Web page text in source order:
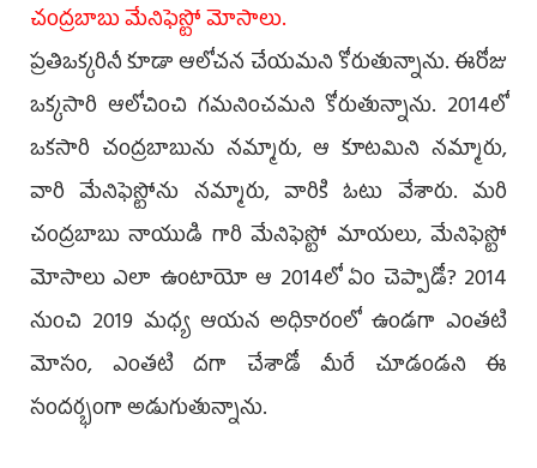
చంద్రబాబు మేనిఫెస్టో మోసాలు.
ప్రతిఒక్కరినీ కూడా ఆలోచన చేయమని కోరుతున్నాను. ఈరోజు
ఒక్కసారి ఆలోచించి గమనించమని కోరుతున్నాను. 2014లో
ఒకసారి చంద్రబాబును నమ్మారు, ఆ కూటమిని నమ్మారు,
వారి మేనిఫెస్టోను నమ్మారు, వారికి ఓటు వేశారు. మరి
చంద్రబాబు నాయుడి గారి మేనిఫెస్టో మాయలు, మేనిఫెస్టో
మోసాలు ఎలా ఉంటాయో ఆ 2014లో ఏం చెప్పాడో? 2014
నుంచి 2019 మధ్య ఆయన అధికారంలో ఉండగా ఎంతటి
మోసం, ఎంతటి దగా చేశాడో మీరే చూడండని ఈ
సందర్భంగా అడుగుతున్నాను.